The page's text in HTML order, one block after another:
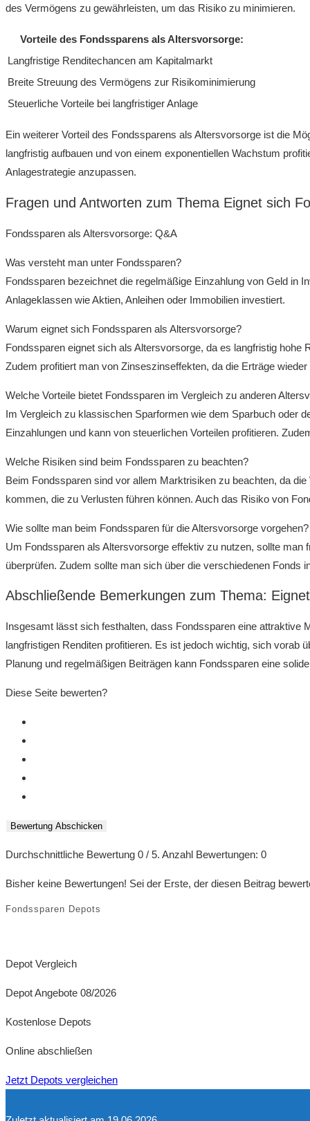
des Vermögens zu gewährleisten, um das Risiko zu minimieren.
Vorteile des Fondssparens als Altersvorsorge:
Langfristige Renditechancen am Kapitalmarkt
Breite Streuung des ⁣Vermögens zur Risikominimierung
Steuerliche Vorteile bei langfristiger Anlage
Ein‌ weiterer Vorteil des Fondssparens als Altersvorsorge ist die
langfristig ⁢aufbauen und ​von​ einem exponentiellen Wachstum⁤
Anlagestrategie anzupassen.
Fragen und Antworten zum​ Thema⁢ Eignet sich
Fondssparen als Altersvorsorge: ⁤Q&A
Was versteht man unter Fondssparen?
Fondssparen⁤ bezeichnet⁢ die regelmäßige ‍Einzahlung⁢ von Geld in
Anlageklassen wie Aktien,⁢ Anleihen oder Immobilien investiert.
Warum eignet sich Fondssparen als Altersvorsorge?
Fondssparen eignet sich als Altersvorsorge, da ​es langfristig
Zudem profitiert man⁤ von ​Zinseszinseffekten, da die ​Erträge
Welche Vorteile ⁣bietet Fondssparen im ​Vergleich zu anderen
Im Vergleich zu klassischen ‌Sparformen‍ wie dem Sparbuch oder⁣
Einzahlungen und ‍kann von steuerlichen Vorteilen profitieren.⁣
Welche Risiken sind beim Fondssparen zu beachten?
Beim Fondssparen sind vor allem Marktrisiken zu ⁤beachten, da
kommen, die zu Verlusten‍ führen können. Auch das Risiko von
Wie sollte man beim Fondssparen für die Altersvorsorge vorgehen?
Um Fondssparen als Altersvorsorge effektiv​ zu nutzen, sollte
überprüfen.⁢ Zudem sollte man sich über die verschiedenen Fonds
Abschließende⁢ Bemerkungen zum Thema:
Insgesamt lässt sich festhalten, dass Fondssparen eine attraktive
langfristigen Renditen profitieren. Es ⁣ist jedoch wichtig, sich vorab
Planung ⁣und regelmäßigen‌ Beiträgen kann⁢ Fondssparen eine
Diese Seite bewerten?
Bewertung Abschicken
Durchschnittliche Bewertung 0 / 5. Anzahl Bewertungen: 0
Bisher keine Bewertungen! Sei der Erste, der diesen Beitrag
Fondssparen Depots
Depot Vergleich
Depot Angebote 08/2026
Kostenlose Depots
Online abschließen
Jetzt Depots vergleichen